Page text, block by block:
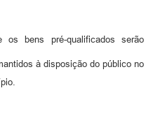
bens pré-qualificados serão
à disposição do público no